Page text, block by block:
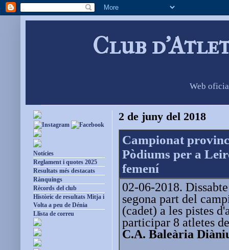
Club
Web
2 de juny del 2018
Campionat
Pòdiums per a
femení
02-06-2018.
segona part del
(cadet) a les pistes
participar 8 atletes
C.A. Baleària
Notícies
Reglament i quotes 2025
Resultats més destacats
Rànquings
Rècords del club
Històric de resultats Mitja i
Volta a peu de Dénia
Llista de correu